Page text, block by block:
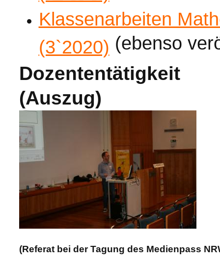
Klassenarbeiten
(3`2020) (ebenso
Dozententätigkeit
(Auszug)
(Referat bei der Tagung des Medienpass